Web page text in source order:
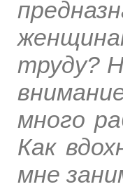
труду?
много
Как
мне